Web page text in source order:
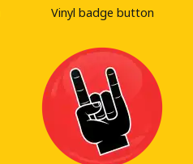
Vinyl badge button